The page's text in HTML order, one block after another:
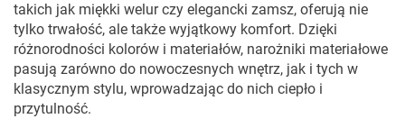
takich jak miękki welur czy elegancki zamsz, oferują nie
tylko trwałość, ale także wyjątkowy komfort. Dzięki
różnorodności kolorów i materiałów, narożniki materiałowe
pasują zarówno do nowoczesnych wnętrz, jak i tych w
klasycznym stylu, wprowadzając do nich ciepło i
przytulność.